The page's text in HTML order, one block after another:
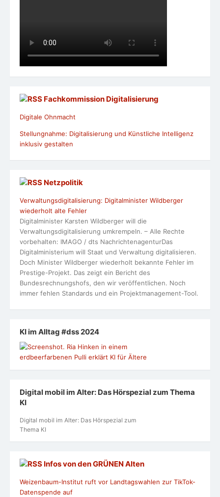
Fachkommission Digitalisierung
Digitale Ohnmacht
Stellungnahme: Digitalisierung und Künstliche Intelligenz
inklusiv gestalten
Netzpolitik
Verwaltungsdigitalisierung: Digitalminister Wildberger
wiederholt alte Fehler
Digitalminister Karsten Wildberger will die
Verwaltungsdigitalisierung umkrempeln. – Alle Rechte
vorbehalten: IMAGO / dts NachrichtenagenturDas
Digitalministerium will Staat und Verwaltung digitalisieren.
Doch Minister Wildberger wiederholt bekannte Fehler im
Prestige-Projekt. Das zeigt ein Bericht des
Bundesrechnungshofs, den wir veröffentlichen. Noch
immer fehlen Standards und ein Projektmanagement-Tool.
KI im Alltag #dss 2024
Digital mobil im Alter: Das Hörspezial zum Thema
KI
Digital mobil im Alter: Das Hörspezial zum
Thema KI
Infos von den GRÜNEN Alten
Weizenbaum-Institut ruft vor Landtagswahlen zur TikTok-
Datenspende auf